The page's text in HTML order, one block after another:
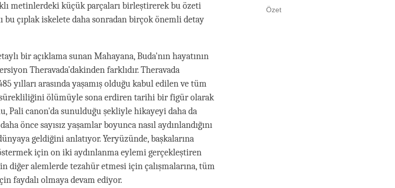
Özet
metinlerdeki küçük parçaları birleştirerek bu özeti
çıplak iskelete daha sonradan birçok önemli detay
bir açıklama sunan Mahayana, Buda'nın hayatının
Theravada’dakinden farklıdır. Theravada
yılları arasında yaşamış olduğu kabul edilen ve tüm
sürekliliğini ölümüyle sona erdiren tarihi bir figür olarak
Pali canon'da sunulduğu şekliyle hikayeyi daha da
önce sayısız yaşamlar boyunca nasıl aydınlandığını
geldiğini anlatıyor. Yeryüzünde, başkalarına
için on iki aydınlanma eylemi gerçekleştiren
diğer alemlerde tezahür etmesi için çalışmalarına, tüm
faydalı olmaya devam ediyor.